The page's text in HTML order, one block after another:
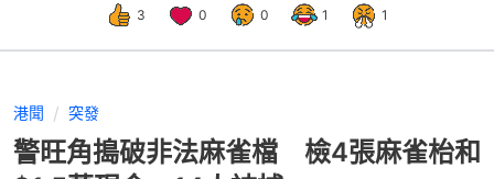
3 0 0 1 1
港聞 突發
警旺角搗破非法麻雀檔 檢4張麻雀枱和